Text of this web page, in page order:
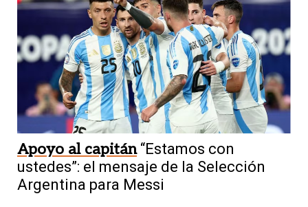
Apoyo al capitán “Estamos con
ustedes”: el mensaje de la Selección
Argentina para Messi